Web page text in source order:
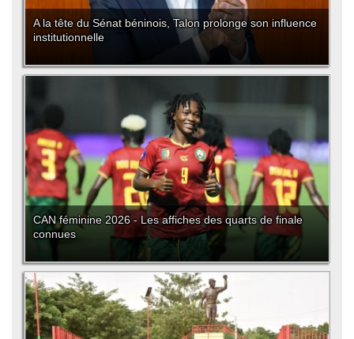
A la tête du Sénat béninois, Talon prolonge son influence
institutionnelle
CAN féminine 2026 - Les affiches des quarts de finale
connues